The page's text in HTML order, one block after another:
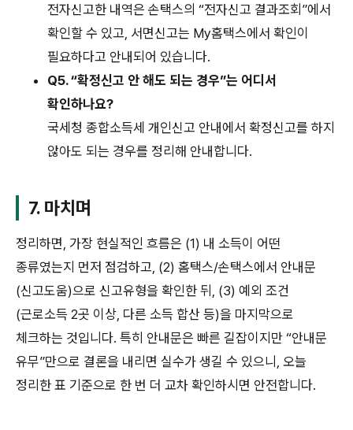
전자신고한 내역은 손택스의 “전자신고 결과조회”에서
확인할 수 있고, 서면신고는 My홈택스에서 확인이
필요하다고 안내되어 있습니다.
Q5. “확정신고 안 해도 되는 경우”는 어디서
확인하나요?
국세청 종합소득세 개인신고 안내에서 확정신고를 하지
않아도 되는 경우를 정리해 안내합니다.
7. 마치며
정리하면, 가장 현실적인 흐름은 (1) 내 소득이 어떤
종류였는지 먼저 점검하고, (2) 홈택스/손택스에서 안내문
(신고도움)으로 신고유형을 확인한 뒤, (3) 예외 조건
(근로소득 2곳 이상, 다른 소득 합산 등)을 마지막으로
체크하는 것입니다. 특히 안내문은 빠른 길잡이지만 “안내문
유무”만으로 결론을 내리면 실수가 생길 수 있으니, 오늘
정리한 표 기준으로 한 번 더 교차 확인하시면 안전합니다.